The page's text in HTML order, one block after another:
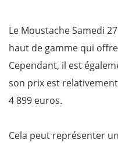
Le Moustache Samedi
haut de gamme qui
Cependant, il est
son prix est
4 899 euros.
Cela peut représenter